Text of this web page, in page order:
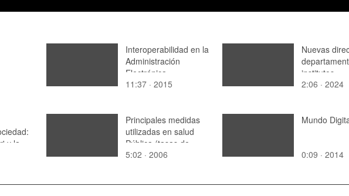
Interoperabilidad en la
Administración
Electrónica
11:37 · 2015
Nuevas
institutos
2:06 · 2024
y la
Principales medidas
utilizadas en salud
Pública (tasas de
mortalidad y
5:02 · 2006
Mundo
0:09 · 2014